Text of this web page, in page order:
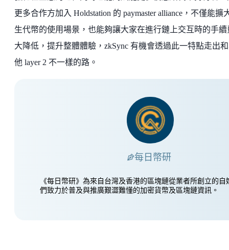
更多合作方加入 Holdstation 的 paymaster alliance，不僅能擴
生代幣的使用場景，也能夠讓大家在進行鏈上交互時的手續
大降低，提升整體體驗，zkSync 有機會透過此一特點走出
他 layer 2 不一樣的路。
每日幣研
《每日幣研》為來自台灣及香港的區塊鏈從業者所創立的自
們致力於普及與推廣艱澀難懂的加密貨幣及區塊鏈資訊。